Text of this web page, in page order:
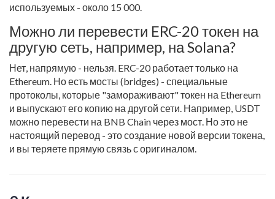
используемых - около 15 000.
Можно ли перевести ERC-20 токен на
другую сеть, например, на Solana?
Нет, напрямую - нельзя. ERC-20 работает только на
Ethereum. Но есть мосты (bridges) - специальные
протоколы, которые "замораживают" токен на Ethereum
и выпускают его копию на другой сети. Например, USDT
можно перевести на BNB Chain через мост. Но это не
настоящий перевод - это создание новой версии токена,
и вы теряете прямую связь с оригиналом.